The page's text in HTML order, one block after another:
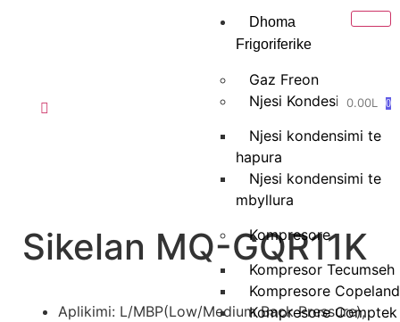
Dhoma
Frigoriferike
Gaz Freon
Njesi Kondesimi
Njesi kondensimi te
hapura
Njesi kondensimi te
mbyllura
Kompresore
Kompresor Tecumseh
Kompresore Copeland
Kompresore Comptek
0.00L 0
Sikelan MQ-GQR11K
Aplikimi: L/MBP(Low/Medium Back Pressure),